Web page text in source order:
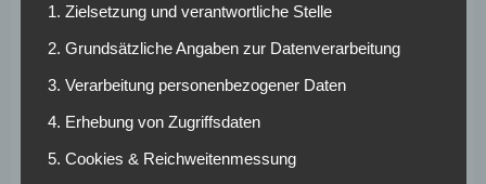
„Nabelschnur durchgeschnitten, Fotos
gemacht, Familie angerufen, geheult.“
Der 130-fache Nationalspieler verkörpert authentisch die
Liebe zu seiner Familie und seinen drei Kindern. Kurz, aber
emotional beschrieb er seine Reaktion auf die Geburt
1. Zielsetzung und verantwortliche Stelle
2. Grundsätzliche Angaben zur Datenverarbeitung
3. Verarbeitung personenbezogener Daten
4. Erhebung von Zugriffsdaten
5. Cookies & Reichweitenmessung